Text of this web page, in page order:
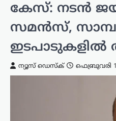
കേസ്: നടൻ
സമൻസ്,
ന്യൂസ് ഡെസ്ക് ഫെബ്രുവരി